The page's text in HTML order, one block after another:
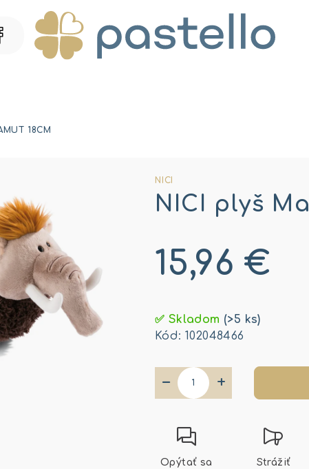
18CM
NICI
NICI plyš
15,96 €
cena:
✅ Skladom (>5 ks)
Kód: 102048466
+
−
Opýtať sa Strážiť